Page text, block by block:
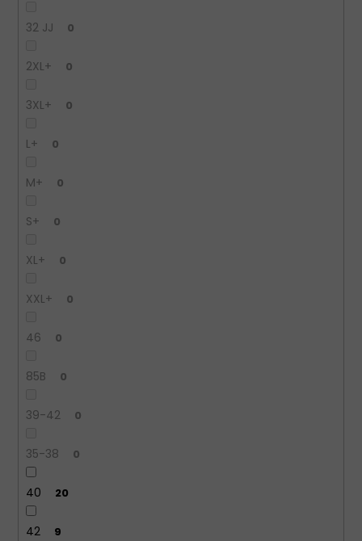
32 JJ 0
2XL+ 0
3XL+ 0
L+ 0
M+ 0
S+ 0
XL+ 0
XXL+ 0
46 0
85B 0
39-42 0
35-38 0
40 20
42 9